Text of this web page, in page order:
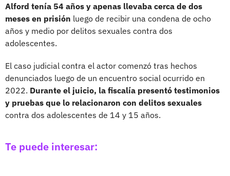
Alford tenía 54 años y apenas llevaba cerca de dos
meses en prisión luego de recibir una condena de ocho
años y medio por delitos sexuales contra dos
adolescentes.
El caso judicial contra el actor comenzó tras hechos
denunciados luego de un encuentro social ocurrido en
2022. Durante el juicio, la fiscalía presentó testimonios
y pruebas que lo relacionaron con delitos sexuales
contra dos adolescentes de 14 y 15 años.
Te puede interesar: